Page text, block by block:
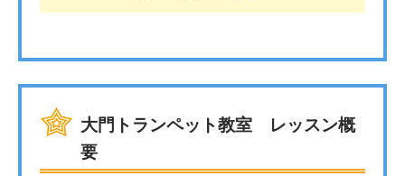
大門トランペット教室 レッスン概
要